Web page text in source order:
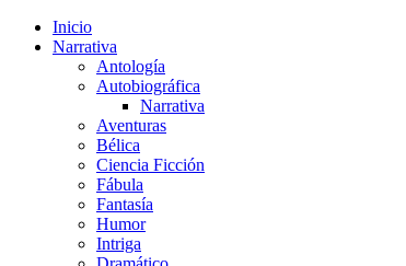
Inicio
Narrativa
Antología
Autobiográfica
Narrativa
Aventuras
Bélica
Ciencia Ficción
Fábula
Fantasía
Humor
Intriga